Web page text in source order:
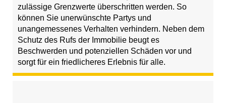
zulässige Grenzwerte überschritten werden. So
können Sie unerwünschte Partys und
unangemessenes Verhalten verhindern. Neben dem
Schutz des Rufs der Immobilie beugt es
Beschwerden und potenziellen Schäden vor und
sorgt für ein friedlicheres Erlebnis für alle.